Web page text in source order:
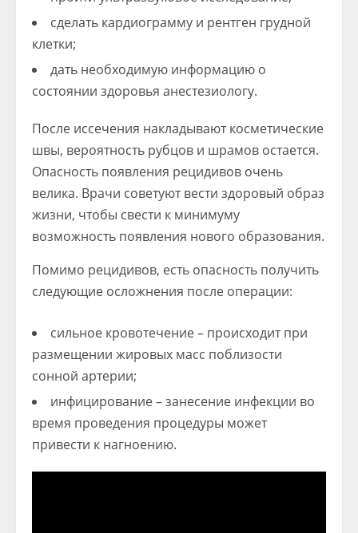
сделать кардиограмму и рентген грудной
клетки;
дать необходимую информацию о
состоянии здоровья анестезиологу.
После иссечения накладывают косметические
швы, вероятность рубцов и шрамов остается.
Опасность появления рецидивов очень
велика. Врачи советуют вести здоровый образ
жизни, чтобы свести к минимуму
возможность появления нового образования.
Помимо рецидивов, есть опасность получить
следующие осложнения после операции:
сильное кровотечение – происходит при
размещении жировых масс поблизости
сонной артерии;
инфицирование – занесение инфекции во
время проведения процедуры может
привести к нагноению.